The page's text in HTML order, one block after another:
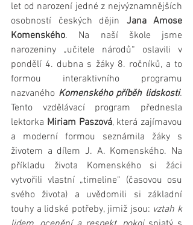
let od narození jedné z nejvýznamnějších
osobností českých dějin Jana Amose
Komenského. Na naší škole jsme
narozeniny „učitele národů“ oslavili v
pondělí 4. dubna s žáky 8. ročníků, a to
formou interaktivního programu
nazvaného Komenského příběh lidskosti
Tento vzdělávací program přednesla
lektorka Miriam Paszová, která zajímavou
a moderní formou seznámila žáky s
životem a dílem J. A. Komenského. Na
příkladu života Komenského si žáci
vytvořili vlastní „timeline“ (časovou osu
svého života) a uvědomili si základní
touhy a lidské potřeby, jimiž jsou: vztah k